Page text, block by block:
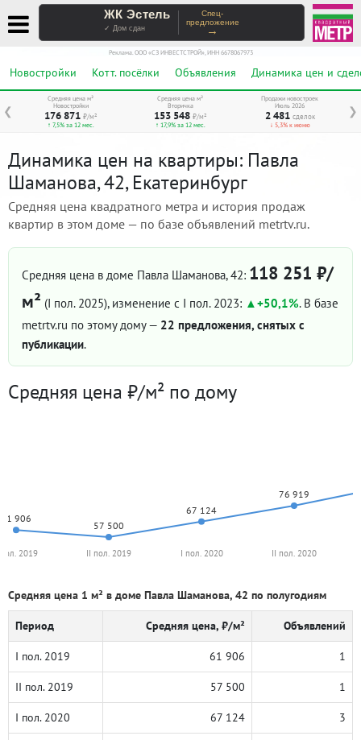
ЖК Эстель
✓ Дом сдан
Спец-
предложение
→
Реклама. ООО «СЗ ИНВЕСТСТРОЙ», ИНН 6678067973
Новостройки Котт. посёлки Объявления Динамика цен и
❮ ❯
Средняя цена м²
Новостройки
176 871 ₽/м²
↑ 7,5% за 12 мес.
Средняя цена м²
Вторичка
153 548 ₽/м²
↑ 17,9% за 12 мес.
Продажи новостроек
Июль 2026
2 481 сделок
↓ 5,3% к июню
Динамика цен на квартиры: Павла
Шаманова, 42, Екатеринбург
Средняя цена квадратного метра и история продаж
квартир в этом доме — по базе объявлений metrtv.ru.
Средняя цена в доме Павла Шаманова, 42: 118 251 ₽/
м² (I пол. 2025), изменение с I пол. 2023: +50,1%. В базе
metrtv.ru по этому дому — 22 предложения, снятых с
публикации.
Средняя цена ₽/м² по дому
61 906
57 500
67 124
76 919
2019 II пол. 2019 I пол. 2020 II пол. 2020
Средняя цена 1 м² в доме Павла Шаманова, 42 по полугодиям
Период Средняя цена, ₽/м² Объявлений
I пол. 2019 61 906 1
II пол. 2019 57 500 1
I пол. 2020 67 124 3